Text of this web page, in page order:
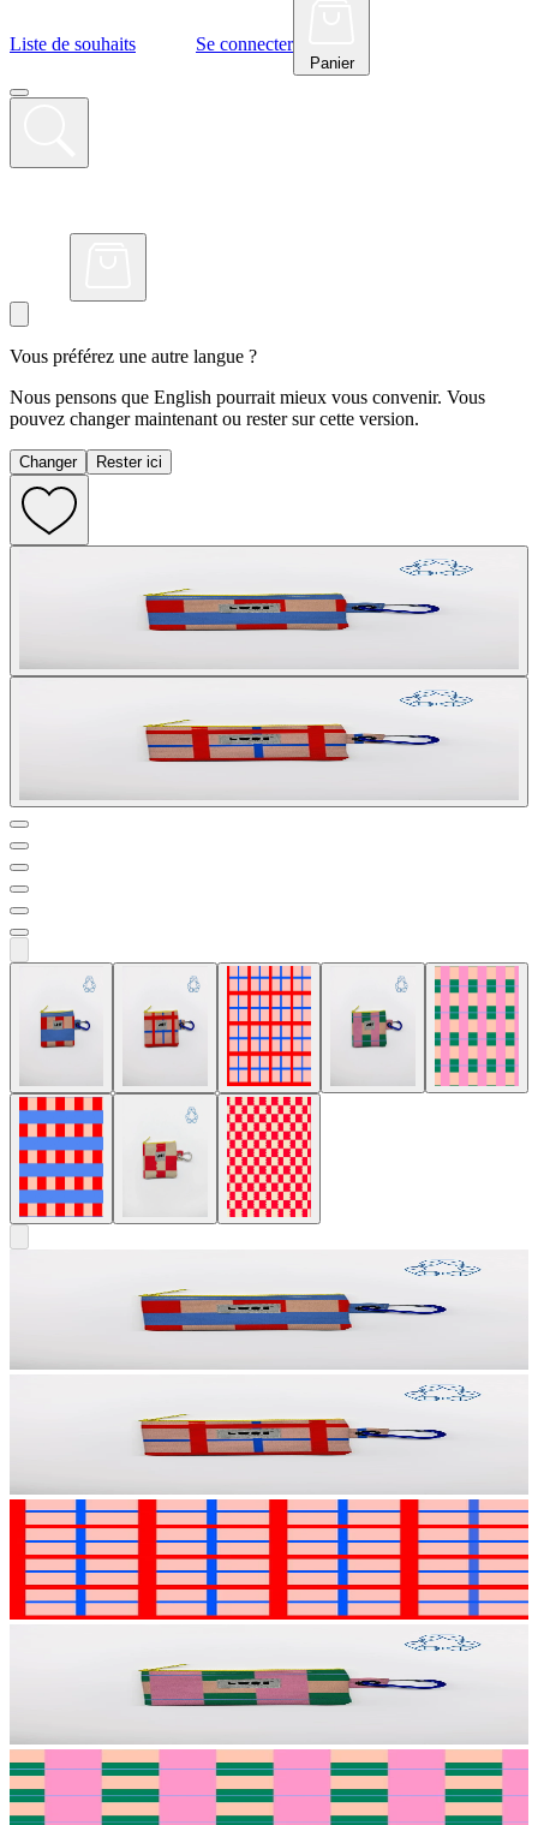
Liste de souhaits Se connecter
Panier
Vous préférez une autre langue ?
Nous pensons que English pourrait mieux vous convenir. Vous
pouvez changer maintenant ou rester sur cette version.
Changer Rester ici